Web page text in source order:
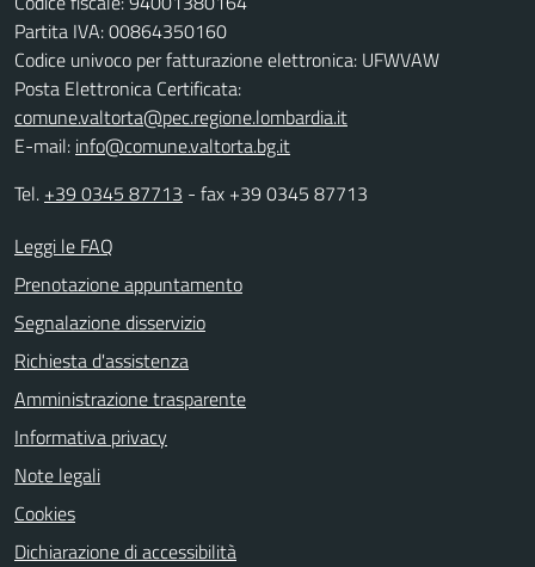
Partita IVA: 00864350160
Codice univoco per fatturazione elettronica: UFWVAW
Posta Elettronica Certificata:
comune.valtorta@pec.regione.lombardia.it
E-mail: info@comune.valtorta.bg.it
Tel. +39 0345 87713 - fax +39 0345 87713
Leggi le FAQ
Prenotazione appuntamento
Segnalazione disservizio
Richiesta d'assistenza
Amministrazione trasparente
Informativa privacy
Note legali
Cookies
Dichiarazione di accessibilità